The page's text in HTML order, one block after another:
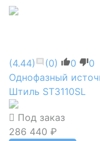
(4.44) (0) 0
0
Однофазный
Штиль ST3110SL
Под заказ
286 440 ₽